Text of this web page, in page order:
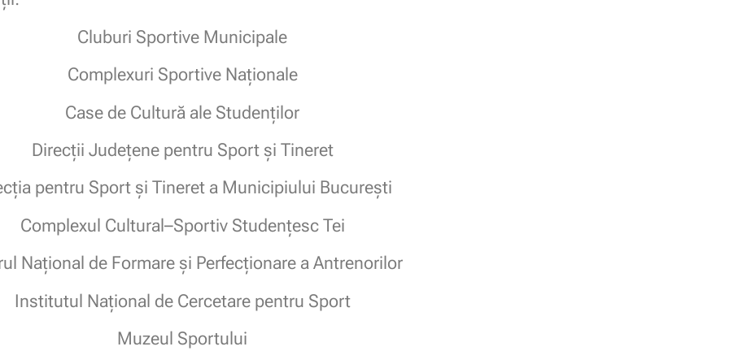
Cluburi Sportive Municipale
Complexuri Sportive Naționale
Case de Cultură ale Studenților
Direcții Județene pentru Sport și Tineret
pentru Sport și Tineret a Municipiului București
Complexul Cultural–Sportiv Studențesc Tei
Național de Formare și Perfecționare a Antrenorilor
Institutul Național de Cercetare pentru Sport
Muzeul Sportului